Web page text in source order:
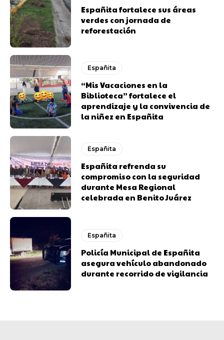
Españita fortalece sus áreas
verdes con jornada de
reforestación
Españita
“Mis Vacaciones en la
Biblioteca” fortalece el
aprendizaje y la convivencia de
la niñez en Españita
Españita
Españita refrenda su
compromiso con la seguridad
durante Mesa Regional
celebrada en Benito Juárez
Españita
Policía Municipal de Españita
asegura vehículo abandonado
durante recorrido de vigilancia